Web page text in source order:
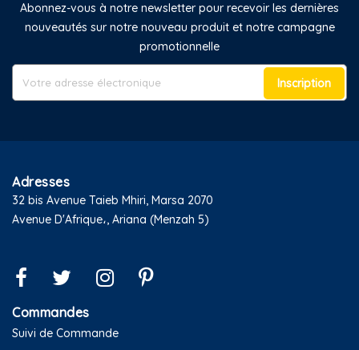
Abonnez-vous à notre newsletter pour recevoir les dernières
nouveautés sur notre nouveau produit et notre campagne
promotionnelle
Inscription
Adresses
32 bis Avenue Taieb Mhiri, Marsa 2070
Avenue D'Afrique،, Ariana (Menzah 5)
Commandes
Suivi de Commande